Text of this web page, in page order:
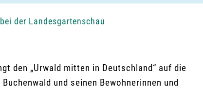
der Landesgartenschau
den „Urwald mitten in Deutschland“ auf die
und seinen Bewohnerinnen und